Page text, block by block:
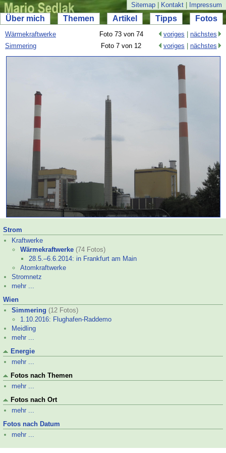
Sitemap Kontakt Impressum
Über mich Themen Artikel Tipps Fotos
Wärmekraftwerke Foto 73 von 74 voriges
nächstes
Simmering
Foto 7 von 12 voriges nächstes
Strom
Kraftwerke
Wärmekraftwerke (74 Fotos)
28.5.–6.6.2014: in Frankfurt am Main
Atomkraftwerke
Stromnetz
mehr ...
Wien
Simmering (12 Fotos)
1.10.2016: Flughafen-Raddemo
Meidling
mehr ...
Energie
mehr ...
Fotos nach Themen
mehr ...
Fotos nach Ort
mehr ...
Fotos nach Datum
mehr ...